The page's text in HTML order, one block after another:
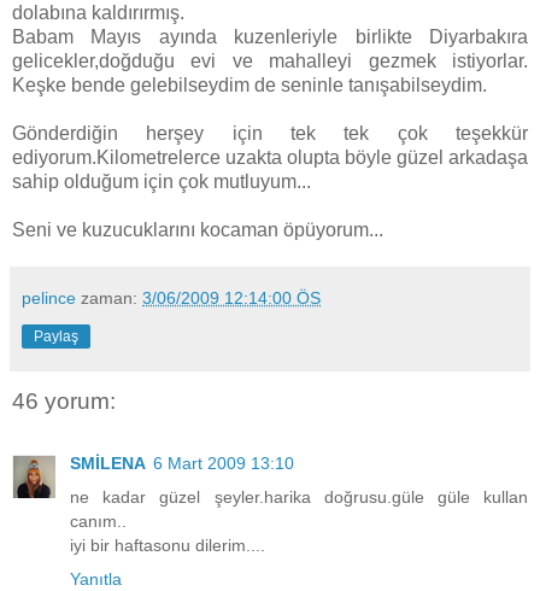
dolabına kaldırırmış.
Babam Mayıs ayında kuzenleriyle birlikte Diyarbakıra
gelicekler,doğduğu evi ve mahalleyi gezmek istiyorlar.
Keşke bende gelebilseydim de seninle tanışabilseydim.
Gönderdiğin herşey için tek tek çok teşekkür
ediyorum.Kilometrelerce uzakta olupta böyle güzel arkadaşa
sahip olduğum için çok mutluyum...
Seni ve kuzucuklarını kocaman öpüyorum...
pelince zaman: 3/06/2009 12:14:00 ÖS
Paylaş
46 yorum:
SMİLENA 6 Mart 2009 13:10
ne kadar güzel şeyler.harika doğrusu.güle güle kullan
canım..
iyi bir haftasonu dilerim....
Yanıtla